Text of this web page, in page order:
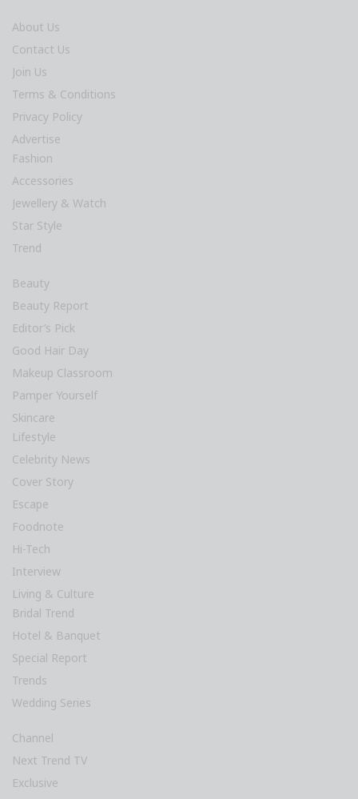
Beauty
Beauty Report
Editor’s Pick
Good Hair Day
Makeup Classroom
Pamper Yourself
Skincare
Lifestyle
Celebrity News
Cover Story
Foodnote
Hi-Tech
Interview
Living & Culture
Bridal Trend
Hotel & Banquet
Special Report
Trends
Wedding Series
Channel
Next Trend TV
Exclusive
Review
Blog
Event
Events
Exhibition
Competition
© 2019 Next Trend Publications Sdn Bhd